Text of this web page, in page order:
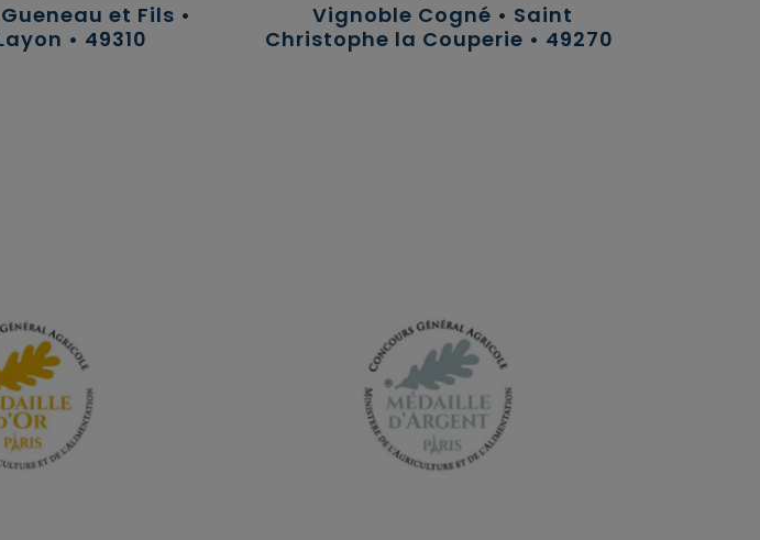
et Fils •
• 49310
Vignoble Cogné • Saint
Christophe la Couperie • 49270